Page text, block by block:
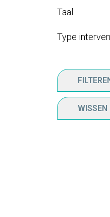
Taal
Type
WISSEN